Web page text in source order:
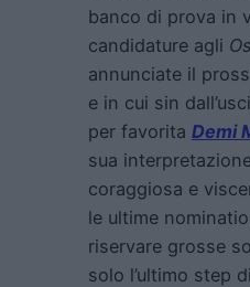
banco di prova in
candidature agli
annunciate il
e in cui sin
per favorita Demi
sua
coraggiosa e
le ultime
riservare grosse
solo l’ultimo step